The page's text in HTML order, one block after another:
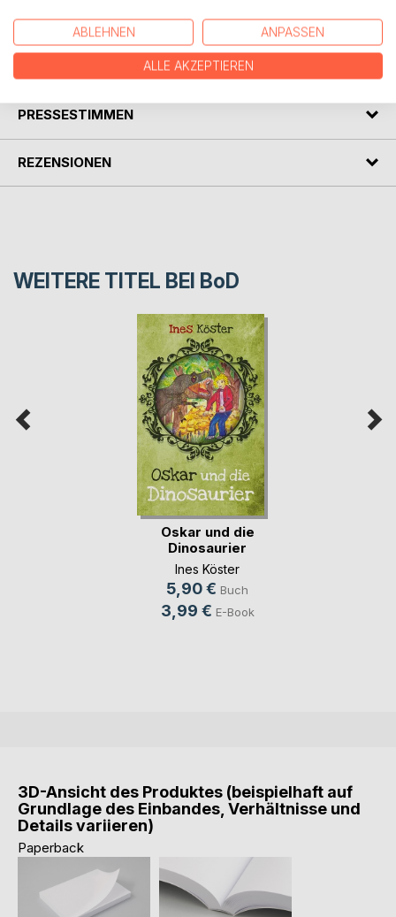
unbekannten Land zu finden?
PRESSESTIMMEN
REZENSIONEN
WEITERE TITEL BEI BoD
Oskar und die
Dinosaurier
Ines Köster
5,90 € Buch
3,99 € E-Book
3D-Ansicht des Produktes (beispielhaft auf
Grundlage des Einbandes, Verhältnisse und
Details variieren)
Paperback
ABLEHNEN ANPASSEN
ALLE AKZEPTIEREN